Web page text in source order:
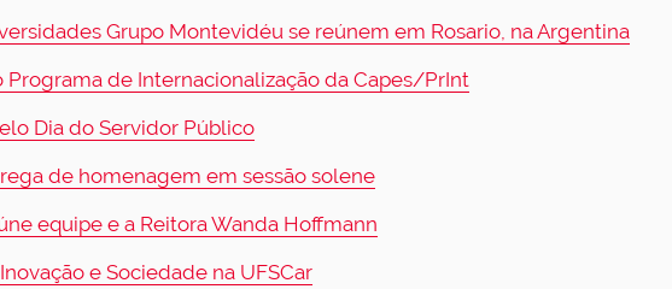
Grupo Montevidéu se reúnem em Rosario, na Argentina
Programa de Internacionalização da Capes/PrInt
Dia do Servidor Público
de homenagem em sessão solene
equipe e a Reitora Wanda Hoffmann
e Sociedade na UFSCar